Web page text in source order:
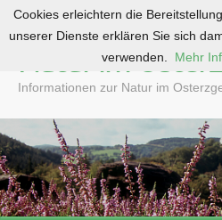
o
c
o
n
t
Natur im
Informationen zur Natur im
Cookies erleichtern die
unserer Dienste erklären Sie sich
verwenden.
Mehr